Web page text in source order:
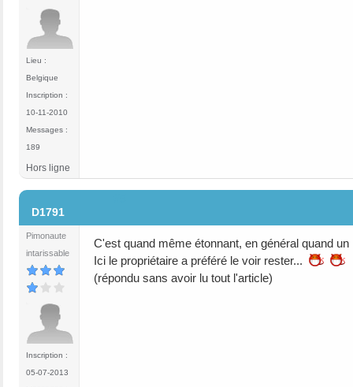
Lieu :
Belgique
Inscription :
10-11-2010
Messages :
189
Hors ligne
D1791
Pimonaute
intarissable
Inscription :
05-07-2013
C'est quand même étonnant, en général quand
Ici le propriétaire a préféré le voir rester...
(répondu sans avoir lu tout l'article)